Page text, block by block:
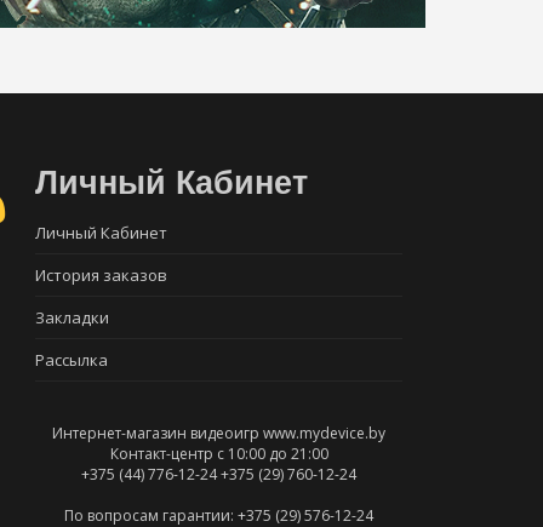
Личный Кабинет
Личный Кабинет
История заказов
Закладки
Рассылка
Интернет-магазин видеоигр www.mydevice.by
Контакт-центр с 10:00 до 21:00
+375 (44) 776-12-24+375 (29) 760-12-24
По вопросам гарантии: +375 (29) 576-12-24